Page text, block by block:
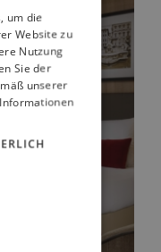
GERMAN
RUSSIAN
ENGLISH
um die
Website zu
Nutzung
Sie der
unserer